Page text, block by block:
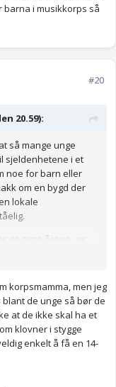
barna i musikkorps så
#20
20.59):
så mange unge
sjeldenhetene i et
noe for barn eller
om en bygd der
lokale
de siste årene, gir
unge:
korpset-pa-17.-mai-
korpsmamma, men jeg
de unge så bør de
at de ikke skal ha et
klovner i stygge
enkelt å få en 14-